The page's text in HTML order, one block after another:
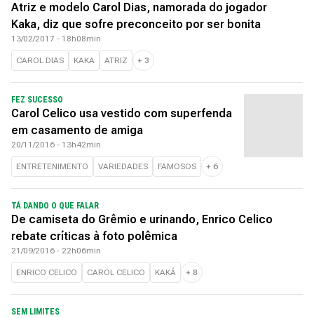
Atriz e modelo Carol Dias, namorada do jogador
Kaka, diz que sofre preconceito por ser bonita
13/02/2017 - 18h08min
CAROL DIAS KAKA ATRIZ + 3
FEZ SUCESSO
Carol Celico usa vestido com superfenda
em casamento de amiga
20/11/2016 - 13h42min
ENTRETENIMENTO VARIEDADES FAMOSOS + 6
TÁ DANDO O QUE FALAR
De camiseta do Grêmio e urinando, Enrico Celico
rebate críticas à foto polêmica
21/09/2016 - 22h06min
ENRICO CELICO CAROL CELICO KAKÁ + 8
SEM LIMITES